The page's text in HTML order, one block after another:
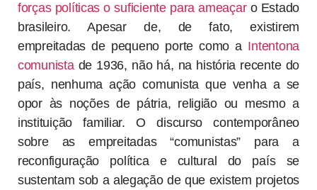
forças políticas o suficiente para ameaçaro Estado
brasileiro. Apesar de, de fato, existirem
empreitadas de pequeno porte como a Intentona
comunistade 1936, não há, na história recente do
país, nenhuma ação comunista que venha a se
opor às noções de pátria, religião ou mesmo a
instituição familiar. O discurso contemporâneo
sobre as empreitadas “comunistas” para a
reconfiguração política e cultural do país se
sustentam sob a alegação de que existem projetos